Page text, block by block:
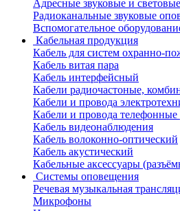
Адресные звуковые и
Радиоканальные звуковые
Вспомогательное
Кабельная продукция
Кабель для систем охранно-
Кабель витая пара
Кабель интерфейсный
Кабели радиочастоные,
Кабели и провода
Кабели и провода телефонные
Кабель видеонаблюдения
Кабель волоконно-оптический
Кабель акустический
Кабельные аксессуары
Системы оповещения
Речевая музыкальная
Микрофоны